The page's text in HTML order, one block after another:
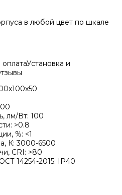
в любой цвет по шкале
Установка и
лм/Вт: 100
>0.8
%: <1
К: 3000-6500
CRI: >80
14254-2015: IP40